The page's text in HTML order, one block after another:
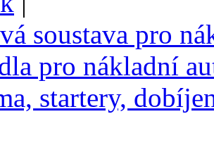
soustava pro
pro nákladní
startery,